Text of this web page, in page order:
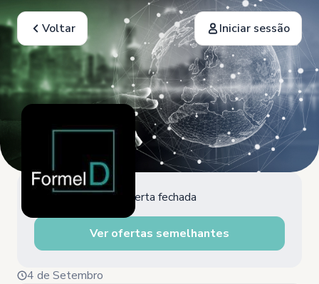
Voltar Iniciar sessão
Oferta fechada
Ver ofertas semelhantes
4 de Setembro